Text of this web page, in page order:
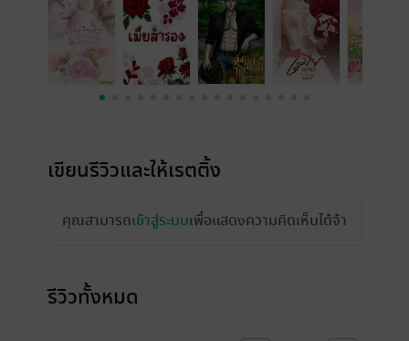
เขียนรีวิวและให้เรตติ้ง
คุณสามารถเข้าสู่ระบบเพื่อแสดงความคิดเห็นได้จ้า
รีวิวทั้งหมด